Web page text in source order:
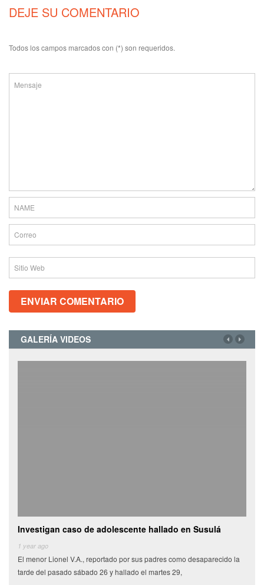
DEJE SU COMENTARIO
Todos los campos marcados con (*) son requeridos.
GALERÍA VIDEOS
Investigan caso de adolescente hallado en Susulá
1 year ago
El menor Lionel V.A., reportado por sus padres como desaparecido la
tarde del pasado sábado 26 y hallado el martes 29,